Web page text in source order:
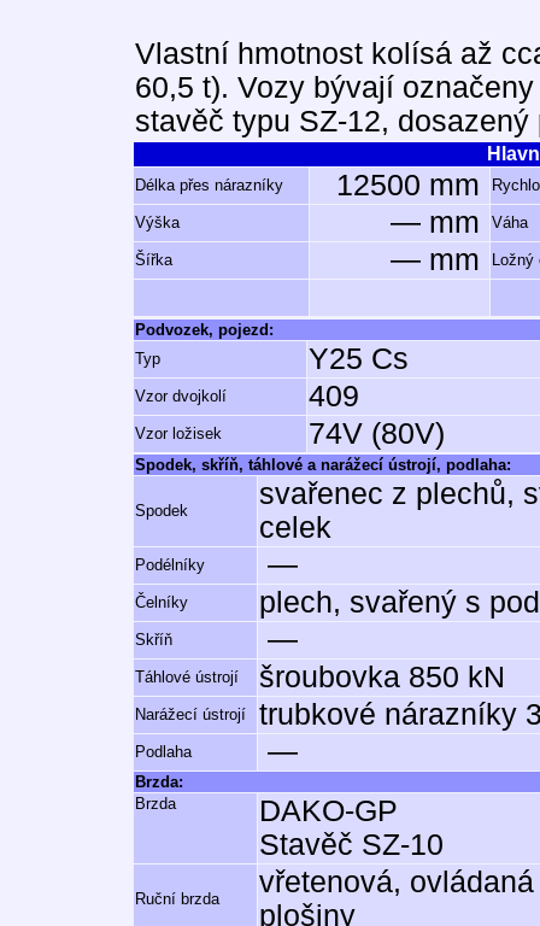
Vlastní hmotnost kolísá až
60,5 t). Vozy bývají
stavěč typu SZ-12,
Délka přes nárazníky 12500 mm
Výška — mm Váha
Šířka — mm Ložný
Podvozek, pojezd:
Typ
Y25 Cs
Vzor dvojkolí 409
Vzor ložisek 74V (80V)
Spodek, skříň, táhlové a narážecí ústrojí, podlaha:
Spodek
svařenec z plechů,
celek
Podélníky —
Čelníky plech, svařený s
Skříň —
Táhlové ústrojí šroubovka 850 kN
Narážecí ústrojí trubkové nárazníky
Podlaha —
Brzda:
Brzda
DAKO-GP
Stavěč SZ-10
Ruční brzda
vřetenová,
plošiny